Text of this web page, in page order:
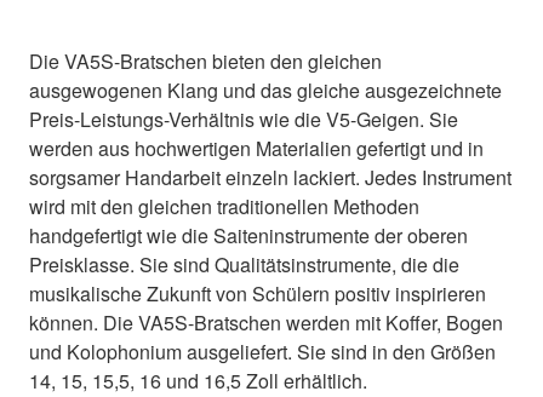
Die VA5S-Bratschen bieten den gleichen
ausgewogenen Klang und das gleiche ausgezeichnete
Preis-Leistungs-Verhältnis wie die V5-Geigen. Sie
werden aus hochwertigen Materialien gefertigt und in
sorgsamer Handarbeit einzeln lackiert. Jedes Instrument
wird mit den gleichen traditionellen Methoden
handgefertigt wie die Saiteninstrumente der oberen
Preisklasse. Sie sind Qualitätsinstrumente, die die
musikalische Zukunft von Schülern positiv inspirieren
können. Die VA5S-Bratschen werden mit Koffer, Bogen
und Kolophonium ausgeliefert. Sie sind in den Größen
14, 15, 15,5, 16 und 16,5 Zoll erhältlich.